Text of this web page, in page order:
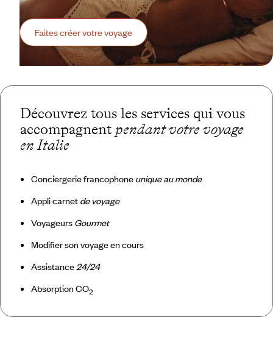
Faites créer votre voyage
Découvrez tous les services qui vous
accompagnent pendant votre voyage
en Italie
Conciergerie francophone unique au monde
Appli carnet de voyage
Voyageurs Gourmet
Modifier son voyage en cours
Assistance24/24
Absorption CO2